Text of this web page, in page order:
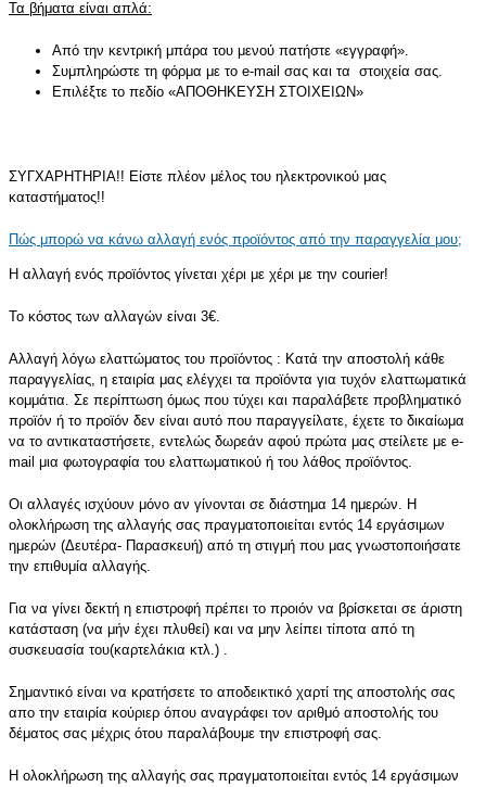
Τα βήματα είναι απλά:
Από την κεντρική μπάρα του μενού πατήστε «εγγραφή».
Συμπληρώστε τη φόρμα με το e-mail σας και τα στοιχεία σας.
Επιλέξτε το πεδίο «ΑΠΟΘΗΚΕΥΣΗ ΣΤΟΙΧΕΙΩΝ»
ΣΥΓΧΑΡΗΤΗΡΙΑ!! Είστε πλέον μέλος του ηλεκτρονικού μας
καταστήματος!!
Πώς μπορώ να κάνω αλλαγή ενός προϊόντος από την παραγγελία μου;
Η αλλαγή ενός προϊόντος γίνεται χέρι με χέρι με την courier!
Το κόστος των αλλαγών είναι 3€.
Αλλαγή λόγω ελαττώματος του προϊόντος : Κατά την αποστολή κάθε
παραγγελίας, η εταιρία μας ελέγχει τα προϊόντα για τυχόν ελαττωματικά
κομμάτια. Σε περίπτωση όμως που τύχει και παραλάβετε προβληματικό
προϊόν ή το προϊόν δεν είναι αυτό που παραγγείλατε, έχετε το δικαίωμα
να το αντικαταστήσετε, εντελώς δωρεάν αφού πρώτα μας στείλετε με e-
mail μια φωτογραφία του ελαττωματικού ή του λάθος προϊόντος.
Οι αλλαγές ισχύουν μόνο αν γίνονται σε διάστημα 14 ημερών. Η
ολοκλήρωση της αλλαγής σας πραγματοποιείται εντός 14 εργάσιμων
ημερών (Δευτέρα- Παρασκευή) από τη στιγμή που μας γνωστοποιήσατε
την επιθυμία αλλαγής.
Για να γίνει δεκτή η επιστροφή πρέπει το προιόν να βρίσκεται σε άριστη
κατάσταση (να μήν έχει πλυθεί) και να μην λείπει τίποτα από τη
συσκευασία του(καρτελάκια κτλ.) .
Σημαντικό είναι να κρατήσετε το αποδεικτικό χαρτί της αποστολής σας
απο την εταιρία κούριερ όπου αναγράφει τον αριθμό αποστολής του
δέματος σας μέχρις ότου παραλάβουμε την επιστροφή σας.
Η ολοκλήρωση της αλλαγής σας πραγματοποιείται εντός 14 εργάσιμων